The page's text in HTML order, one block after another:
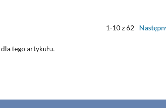
1-10 z 62
dla tego artykułu.